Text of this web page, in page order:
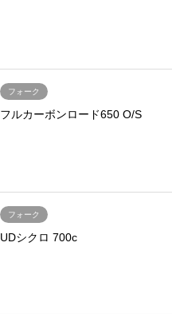
フォーク
フルカーボンロード650 O/S
フォーク
UDシクロ 700c